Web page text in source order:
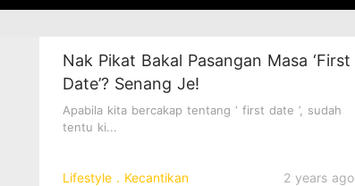
Lifestyle．Kecantikan 2 years ago
Nak Pikat Bakal Pasangan Masa ‘First
Date’? Senang Je!
Apabila kita bercakap tentang ‘ first date ’, sudah
tentu ki...